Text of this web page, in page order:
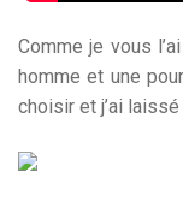
Comme je vous
homme et une
choisir et j’ai